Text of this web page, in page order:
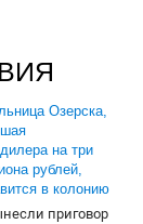
Озерска,
на три
рублей,
в колонию
приговор